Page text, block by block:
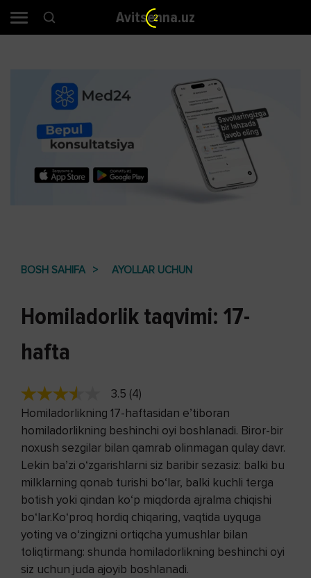
Avitsenna.uz
BOSH SAHIFA AYOLLAR UCHUN
Homiladorlik taqvimi: 17-
hafta
3.5 (4)
Homiladorlikning 17-haftasidan e’tiboran
homiladorlikning beshinchi oyi boshlanadi. Biror-bir
noxush sezgilar bilan qamrab olinmagan qulay davr.
Lekin ba’zi o‘zgarishlarni siz baribir sezasiz: balki bu
milklarning qonab turishi bo‘lar, balki kuchli terga
botish yoki qindan ko‘p miqdorda ajralma chiqishi
bo‘lar.Ko‘proq hordiq chiqaring, vaqtida uyquga
yoting va o‘zingizni ortiqcha yumushlar bilan
toliqtirmang: shunda homiladorlikning beshinchi oyi
siz uchun juda ajoyib boshlanadi.
1